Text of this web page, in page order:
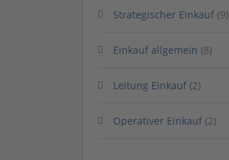
Strategischer Einkauf (9)
Einkauf allgemein (8)
Leitung Einkauf (2)
Operativer Einkauf (2)